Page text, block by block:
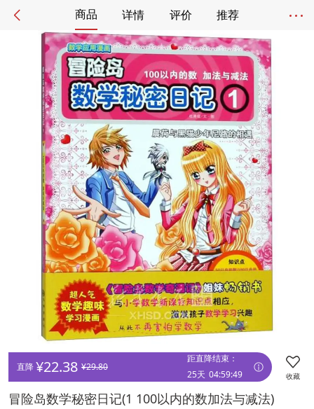
商品 详情 评价 推荐
直降 ¥22.38 ¥29.80
距直降结束：
25天 04:59:49 收藏
冒险岛数学秘密日记(1 100以内的数加法与减法)